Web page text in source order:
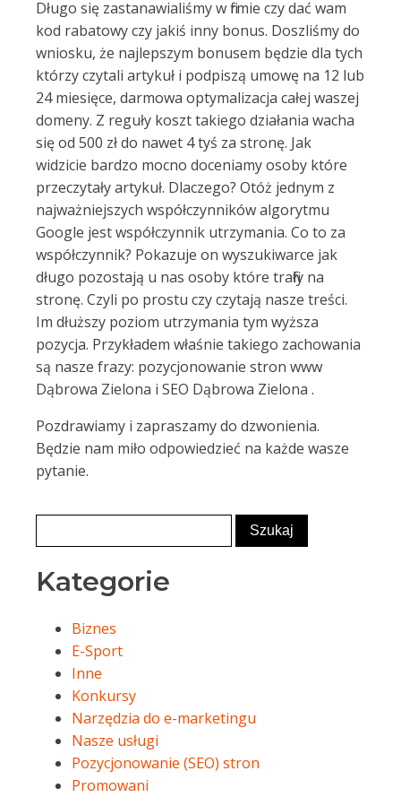
Długo się zastanawialiśmy w firmie czy dać wam
kod rabatowy czy jakiś inny bonus. Doszliśmy do
wniosku, że najlepszym bonusem będzie dla tych
którzy czytali artykuł i podpiszą umowę na 12 lub
24 miesięce, darmowa optymalizacja całej waszej
domeny. Z reguły koszt takiego działania wacha
się od 500 zł do nawet 4 tyś za stronę. Jak
widzicie bardzo mocno doceniamy osoby które
przeczytały artykuł. Dlaczego? Otóż jednym z
najważniejszych współczynników algorytmu
Google jest współczynnik utrzymania. Co to za
współczynnik? Pokazuje on wyszukiwarce jak
długo pozostają u nas osoby które trafiły na
stronę. Czyli po prostu czy czytają nasze treści.
Im dłuższy poziom utrzymania tym wyższa
pozycja. Przykładem właśnie takiego zachowania
są nasze frazy: pozycjonowanie stron www
Dąbrowa Zielona i SEO Dąbrowa Zielona .
Pozdrawiamy i zapraszamy do dzwonienia.
Będzie nam miło odpowiedzieć na każde wasze
pytanie.
Kategorie
Biznes
E-Sport
Inne
Konkursy
Narzędzia do e-marketingu
Nasze usługi
Pozycjonowanie (SEO) stron
Promowani